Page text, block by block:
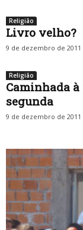
Religião
Livro velho?
9 de dezembro de 2011
Religião
Caminhada
segunda
9 de dezembro de 2011